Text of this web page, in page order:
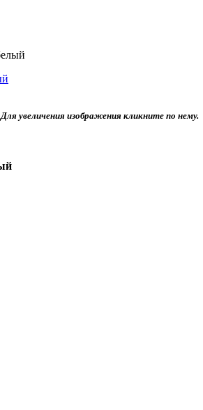
Для увеличения изображения кликните по нему.